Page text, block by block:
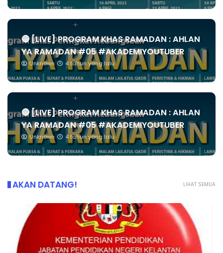
🔴 [LIVE] PROGRAM KHAS RAMADAN : AHLAN
YA RAMADAN #05 #AKADEMIYOUTUBER
Unknown 4 tahun yang lalu
🔴 [LIVE] PROGRAM KHAS RAMADAN : AHLAN
YA RAMADAN #05 #AKADEMIYOUTUBER
Unknown 4 tahun yang lalu
LIHAT SEMUA
AKAN DATANG!